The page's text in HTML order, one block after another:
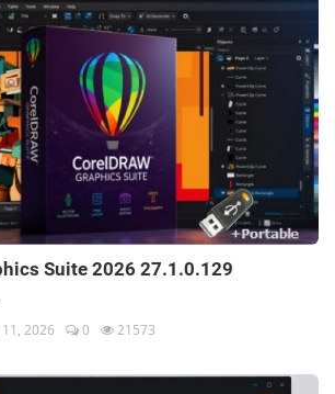
Suite 2026 27.1.0.129
11, 2026 0 21573